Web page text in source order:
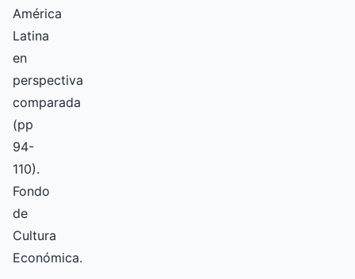
América
Latina
en
perspectiva
comparada
(pp
94-
110).
Fondo
de
Cultura
Económica.